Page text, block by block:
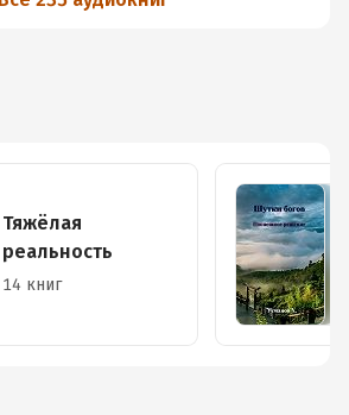
Тяжёлая
реальность
14 книг